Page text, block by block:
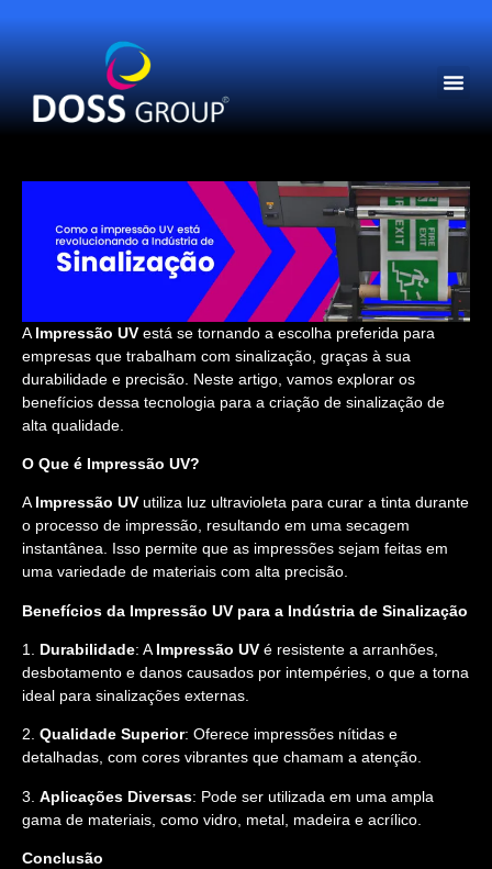
A Impressão UV está se tornando a escolha preferida para
empresas que trabalham com sinalização, graças à sua
durabilidade e precisão. Neste artigo, vamos explorar os
benefícios dessa tecnologia para a criação de sinalização de
alta qualidade.
O Que é Impressão UV?
AImpressão UV utiliza luz ultravioleta para curar a tinta durante
o processo de impressão, resultando em uma secagem
instantânea. Isso permite que as impressões sejam feitas em
uma variedade de materiais com alta precisão.
Benefícios da Impressão UV para a Indústria de Sinalização
1. Durabilidade: A Impressão UV é resistente a arranhões,
desbotamento e danos causados por intempéries, o que a torna
ideal para sinalizações externas.
2. Qualidade Superior: Oferece impressões nítidas e
detalhadas, com cores vibrantes que chamam a atenção.
3. Aplicações Diversas: Pode ser utilizada em uma ampla
gama de materiais, como vidro, metal, madeira e acrílico.
Conclusão